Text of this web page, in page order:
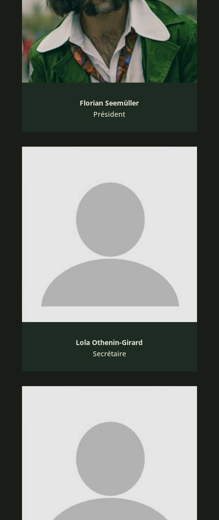
Florian Seemüller
Président
Lola Othenin-Girard
Secrétaire